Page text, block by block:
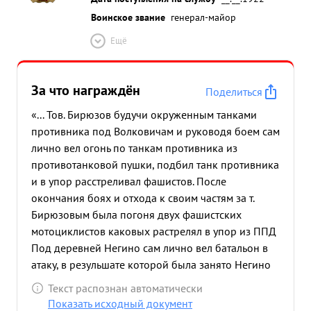
Воинское звание генерал-майор
Ещё
За что награждён
Поделиться
«... Тов. Бирюзов будучи окруженным танками
противника под Волковичам и руководя боем сам
лично вел огонь по танкам противника из
противотанковой пушки, подбил танк противника
и в упор расстреливал фашистов. После
окончания боях и отхода к своим частям за т.
Бирюзовым была погоня двух фашистских
мотоциклистов каковых растрелял в упор из ППД
Под деревней Негино сам лично вел батальон в
атаку, в резульшате которой была занято Негино
уничтожено много живой силы противника, 4
противотанковых пушек, 6 грузовых автомашин с
Текст распознан автоматически
Показать исходный документ